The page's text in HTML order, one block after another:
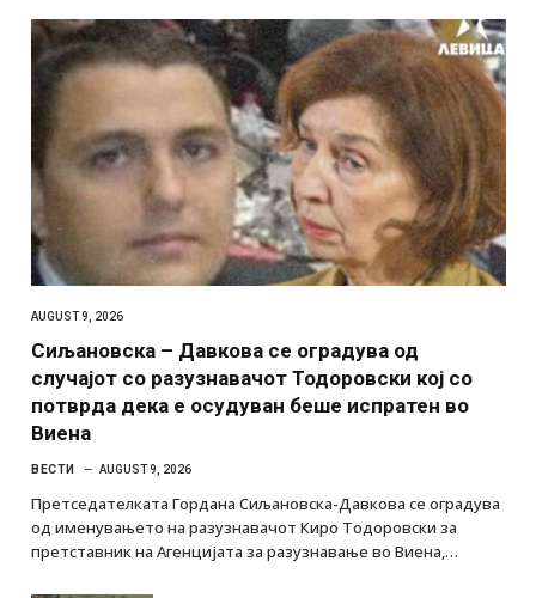
AUGUST 9, 2026
Сиљановска – Давкова се оградува од
случајот со разузнавачот Тодоровски кој со
потврда дека е осудуван беше испратен во
Виена
ВЕСТИ AUGUST 9, 2026
Претседателката Гордана Сиљановска-Давкова се оградува
од именувањето на разузнавачот Киро Тодоровски за
претставник на Агенцијата за разузнавање во Виена,…